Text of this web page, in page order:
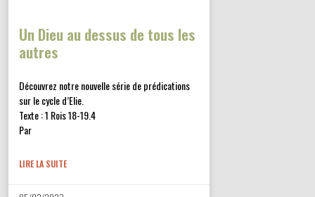
Un Dieu au dessus de tous les
autres
Découvrez notre nouvelle série de prédications
sur le cycle d’Elie.
Texte : 1 Rois 18-19.4
Par
LIRE LA SUITE